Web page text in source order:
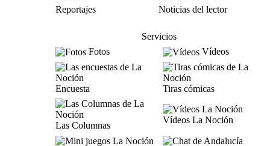
Reportajes
Noticias del lector
Servicios
Fotos
Vídeos
Encuesta Tiras cómicas
Las Columnas
Vídeos La Noción